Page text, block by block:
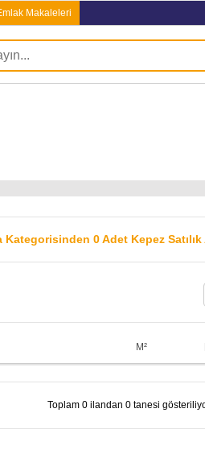
Makaleleri
Kategorisinden 0 Adet Kepez
M²
Toplam 0 ilandan 0 tanesi